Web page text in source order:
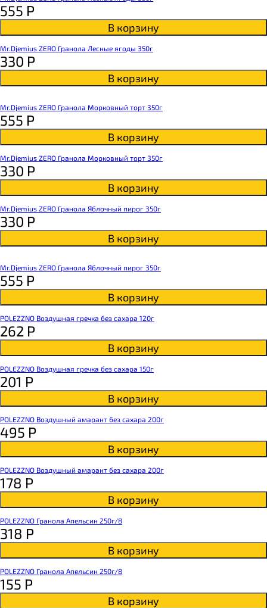
555 Р
В корзину
Mr.Djemius ZERO Гранола Лесные ягоды 350г
330 Р
В корзину
Mr.Djemius ZERO Гранола Морковный торт 350г
555 Р
В корзину
Mr.Djemius ZERO Гранола Морковный торт 350г
330 Р
В корзину
Mr.Djemius ZERO Гранола Яблочный пирог 350г
330 Р
В корзину
Mr.Djemius ZERO Гранола Яблочный пирог 350г
555 Р
В корзину
POLEZZNO Воздушная гречка без сахара 120г
262 Р
В корзину
POLEZZNO Воздушная гречка без сахара 150г
201 Р
В корзину
POLEZZNO Воздушный амарант без сахара 200г
495 Р
В корзину
POLEZZNO Воздушный амарант без сахара 200г
178 Р
В корзину
POLEZZNO Гранола Апельсин 250г/8
318 Р
В корзину
POLEZZNO Гранола Апельсин 250г/8
155 Р
В корзину